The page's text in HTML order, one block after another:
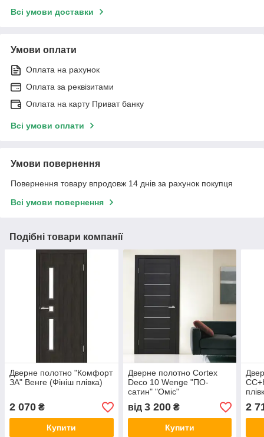
Всі умови доставки
Умови оплати
Оплата на рахунок
Оплата за реквізитами
Оплата на карту Приват банку
Всі умови оплати
Умови повернення
Повернення товару впродовж 14 днів за рахунок покупця
Всі умови повернення
Подібні товари компанії
Дверне полотно "Комфорт
ЗА" Венге (Фініш плівка)
2 070 ₴
Купити
Дверне полотно Cortex
Deco 10 Wenge "ПО-
сатин" "Оміс"
від 3 200₴
Купити
2